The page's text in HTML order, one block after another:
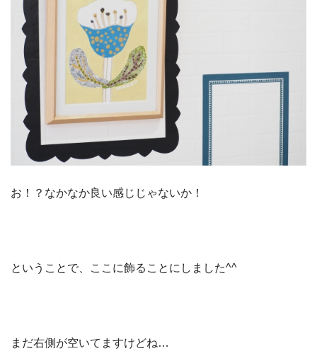
お！？なかなか良い感じじゃないか！
ということで、ここに飾ることにしました^^
まだ右側が空いてますけどね…